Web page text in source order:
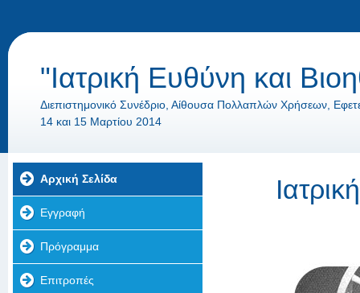
"Ιατρική Ευθύνη και
Διεπιστημονικό Συνέδριο, Αίθουσα Πολλαπλών Χρήσεων,
14 και 15 Μαρτίου 2014
Αρχική Σελίδα
Εγγραφή
Πρόγραμμα
Επιτροπές